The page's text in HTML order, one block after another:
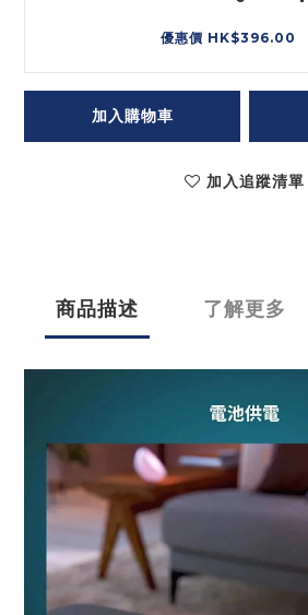
優惠價 HK$396.00
加入購物車
加入追蹤清單
商品描述 了解更多